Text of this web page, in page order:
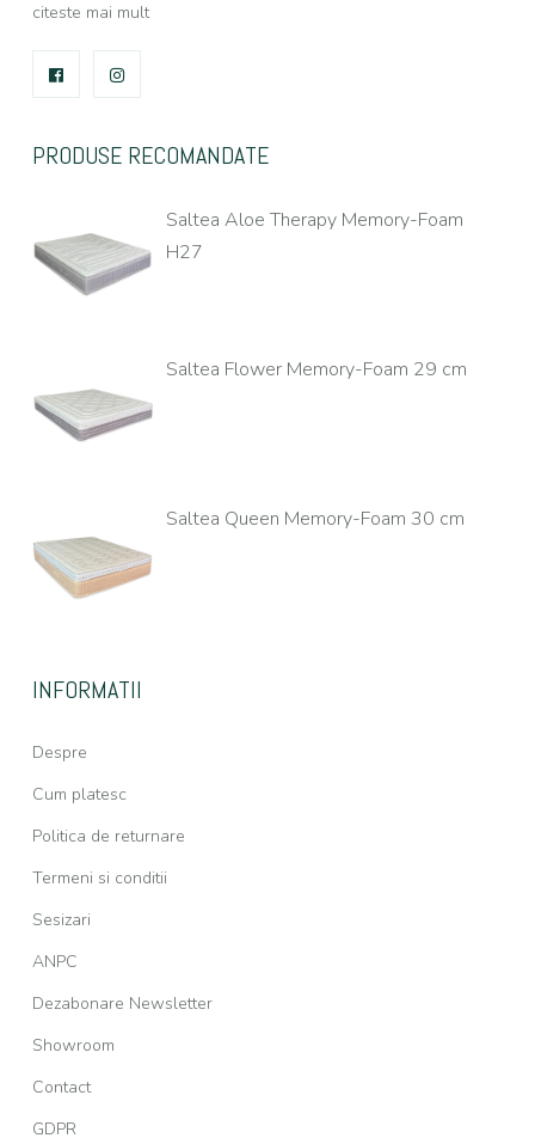
citeste mai mult
FACEBOOK
PRODUSE RECOMANDATE
Saltea Aloe Therapy Memory-Foam
H27
Saltea Flower Memory-Foam 29 cm
Saltea Queen Memory-Foam 30 cm
INFORMATII
Despre
Cum platesc
Politica de returnare
Termeni si conditii
Sesizari
ANPC
Dezabonare Newsletter
Showroom
Contact
GDPR